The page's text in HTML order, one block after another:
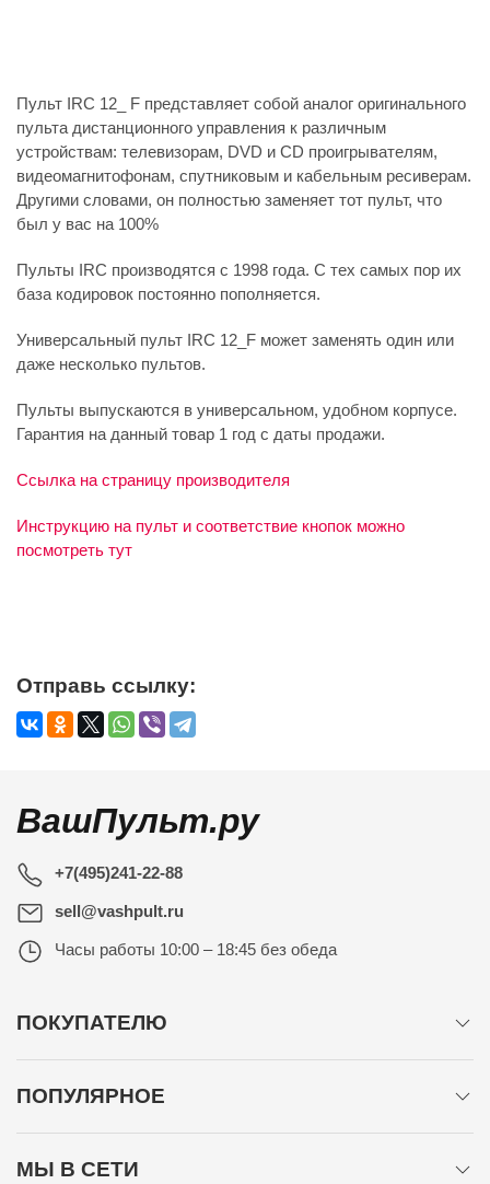
Пульт IRC 12_ F представляет собой аналог оригинального
пульта дистанционного управления к различным
устройствам: телевизорам, DVD и CD проигрывателям,
видеомагнитофонам, спутниковым и кабельным ресиверам.
Другими словами, он полностью заменяет тот пульт, что
был у вас на 100%
Пульты IRC производятся с 1998 года. С тех самых пор их
база кодировок постоянно пополняется.
Универсальный пульт IRC 12_F может заменять один или
даже несколько пультов.
Пульты выпускаются в универсальном, удобном корпусе.
Гарантия на данный товар 1 год с даты продажи.
Ссылка на страницу производителя
Инструкцию на пульт и соответствие кнопок можно
посмотреть тут
Отправь ссылку:
ВашПульт.ру
+7(495)241-22-88
sell@vashpult.ru
Часы работы 10:00 – 18:45 без обеда
ПОКУПАТЕЛЮ
ПОПУЛЯРНОЕ
МЫ В СЕТИ